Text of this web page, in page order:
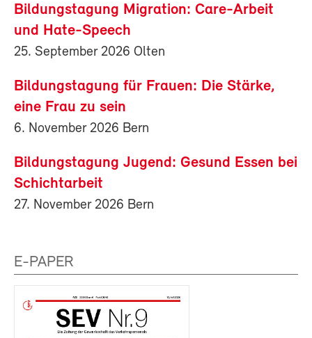
Bildungstagung Migration: Care-Arbeit
und Hate-Speech
25. September 2026 Olten
Bildungstagung für Frauen: Die Stärke,
eine Frau zu sein
6. November 2026 Bern
Bildungstagung Jugend: Gesund Essen bei
Schichtarbeit
27. November 2026 Bern
E-PAPER